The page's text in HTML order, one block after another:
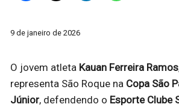
9 de janeiro de 2026
O jovem atleta Kauan Ferreira Ramos
representa São Roque na Copa São
Júnior, defendendo o Esporte Clube